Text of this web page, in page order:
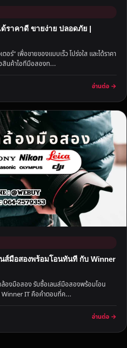
ราคาดี ขายง่าย ปลอดภัย |
ร์” เพื่อขายของแบบเร็ว โปร่งใส และได้ราคา
สินค้าไอทีมือสองท...
อ่านต่อ →
ส์มือสองพร้อมโอนทันที กับ Winner
องมือสอง รับซื้อเลนส์มือสองพร้อมโอน
Winner IT คือคำตอบที่ค...
อ่านต่อ →